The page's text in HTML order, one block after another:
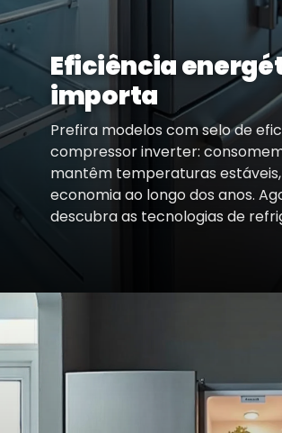
Eficiência
importa
Prefira modelos com selo de
compressor inverter:
mantêm temperaturas
economia ao longo dos anos.
descubra as tecnologias de